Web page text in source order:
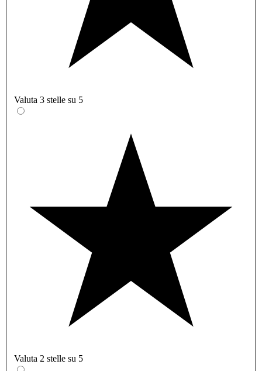
Valuta 3 stelle su 5
Valuta 2 stelle su 5